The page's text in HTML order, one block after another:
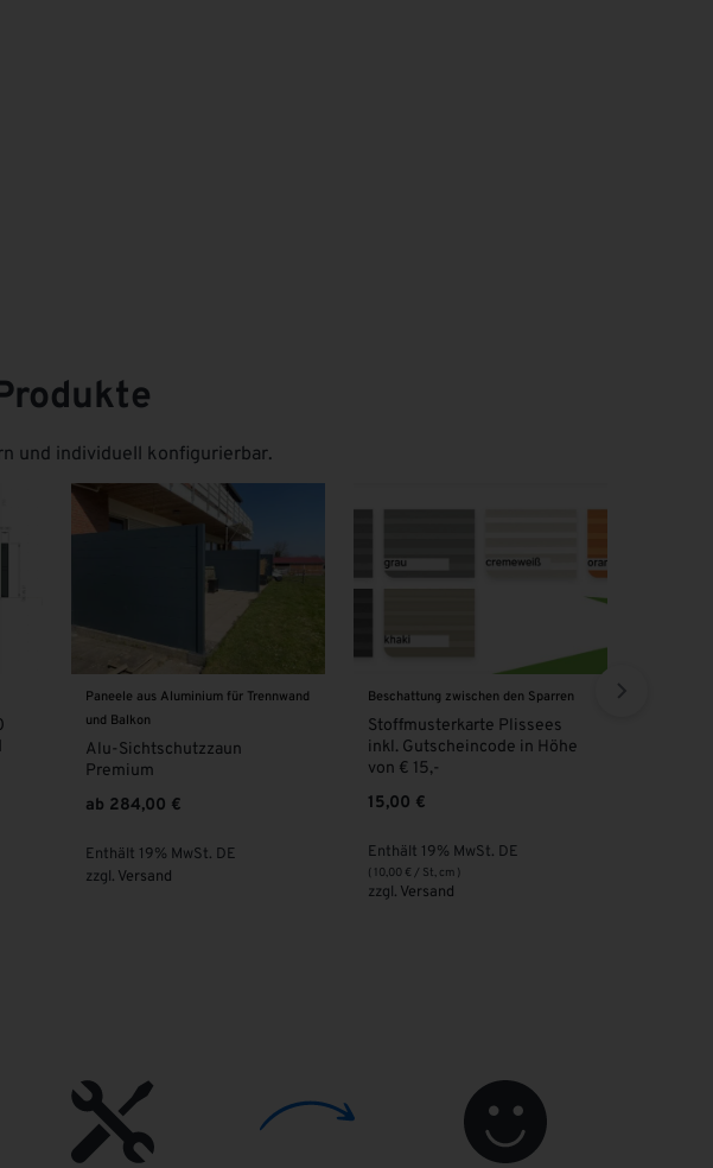
und individuell konfigurierbar.
Beschattung zwischen den Sparren
Stoffmusterkarte Plissees
inkl. Gutscheincode in Höhe
von € 15,-
15,00€
Enthält 19% MwSt. DE
(10,00€/ St, cm )
VSG - Glas
VSG Glas 10 mm | MATTWEISS
|
106,00
zzgl.Versand